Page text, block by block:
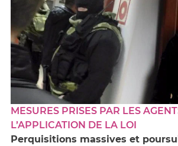
MESURES PRISES PAR LES
L’APPLICATION DE LA LOI
Perquisitions massives et